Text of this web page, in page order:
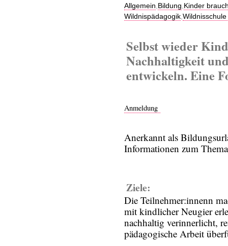
Allgemein,Bildung,Kinder
Wildnispädagogik,
Selbst wieder
Nachhaltigkeit
entwickeln. Eine
Anmeldung
Anerkannt als
Informationen zum
Ziele:
Die Teilnehmer:innenn
mit kindlicher Neugier
nachhaltig verinnerlicht,
pädagogische Arbeit